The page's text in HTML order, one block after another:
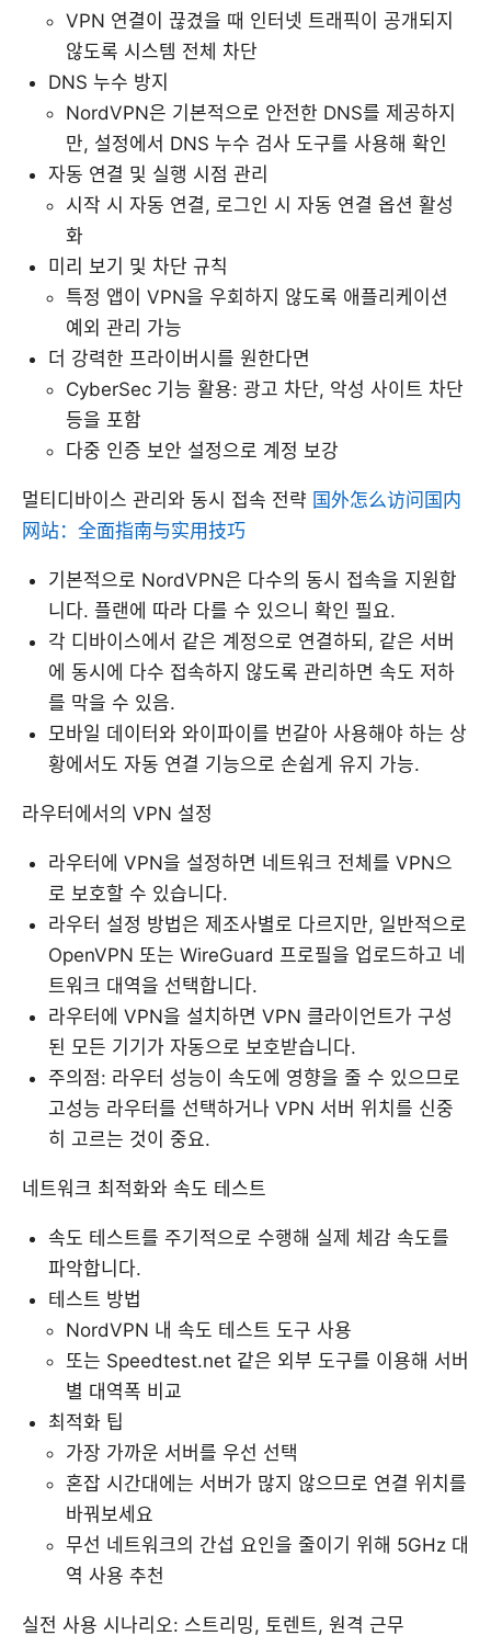
VPN 연결이 끊겼을 때 인터넷 트래픽이 공개되지
않도록 시스템 전체 차단
DNS 누수 방지
NordVPN은 기본적으로 안전한 DNS를 제공하지
만, 설정에서 DNS 누수 검사 도구를 사용해 확인
자동 연결 및 실행 시점 관리
시작 시 자동 연결, 로그인 시 자동 연결 옵션 활성
화
미리 보기 및 차단 규칙
특정 앱이 VPN을 우회하지 않도록 애플리케이션
예외 관리 가능
더 강력한 프라이버시를 원한다면
CyberSec 기능 활용: 광고 차단, 악성 사이트 차단
등을 포함
다중 인증 보안 설정으로 계정 보강
멀티디바이스 관리와 동시 접속 전략 国外怎么访问国内
网站：全面指南与实用技巧
기본적으로 NordVPN은 다수의 동시 접속을 지원합
니다. 플랜에 따라 다를 수 있으니 확인 필요.
각 디바이스에서 같은 계정으로 연결하되, 같은 서버
에 동시에 다수 접속하지 않도록 관리하면 속도 저하
를 막을 수 있음.
모바일 데이터와 와이파이를 번갈아 사용해야 하는 상
황에서도 자동 연결 기능으로 손쉽게 유지 가능.
라우터에서의 VPN 설정
라우터에 VPN을 설정하면 네트워크 전체를 VPN으
로 보호할 수 있습니다.
라우터 설정 방법은 제조사별로 다르지만, 일반적으로
OpenVPN 또는 WireGuard 프로필을 업로드하고 네
트워크 대역을 선택합니다.
라우터에 VPN을 설치하면 VPN 클라이언트가 구성
된 모든 기기가 자동으로 보호받습니다.
주의점: 라우터 성능이 속도에 영향을 줄 수 있으므로
고성능 라우터를 선택하거나 VPN 서버 위치를 신중
히 고르는 것이 중요.
네트워크 최적화와 속도 테스트
속도 테스트를 주기적으로 수행해 실제 체감 속도를
파악합니다.
테스트 방법
NordVPN 내 속도 테스트 도구 사용
또는 Speedtest.net 같은 외부 도구를 이용해 서버
별 대역폭 비교
최적화 팁
가장 가까운 서버를 우선 선택
혼잡 시간대에는 서버가 많지 않으므로 연결 위치를
바꿔보세요
무선 네트워크의 간섭 요인을 줄이기 위해 5GHz 대
역 사용 추천
실전 사용 시나리오: 스트리밍, 토렌트, 원격 근무